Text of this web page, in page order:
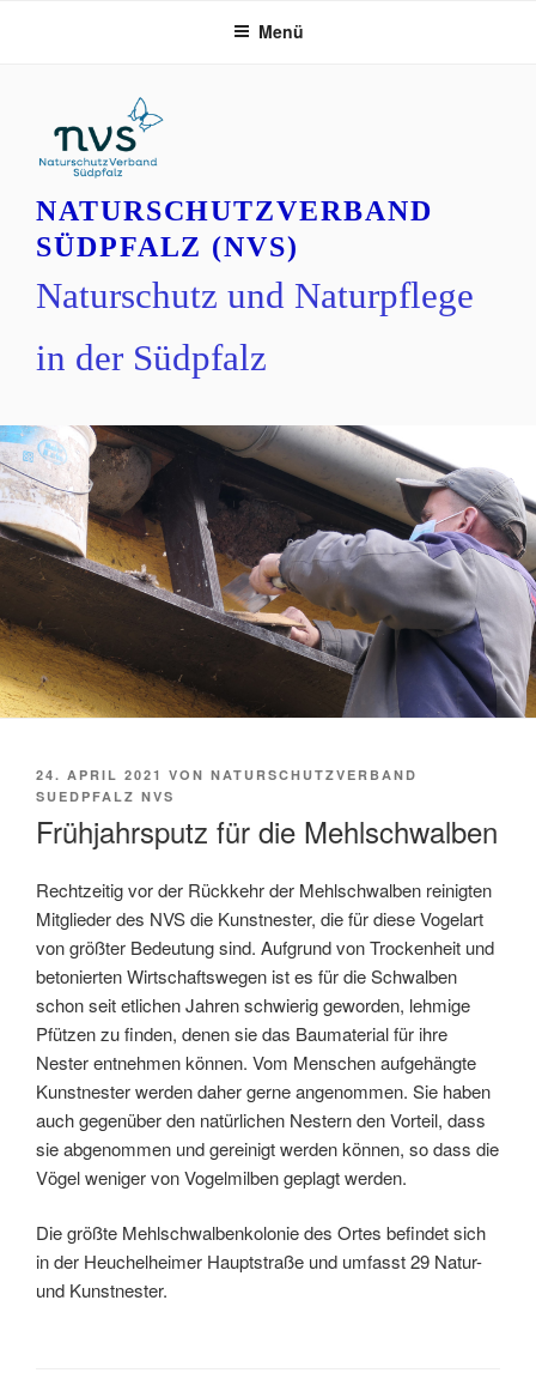
NATURSCHUTZVERBAND
SÜDPFALZ (NVS)
Naturschutz und Naturpflege
in der Südpfalz
Menü
VERÖFFENTLICHT
AM
24. APRIL 2021 VON NATURSCHUTZVERBAND
SUEDPFALZ NVS
Frühjahrsputz für die Mehlschwalben
Rechtzeitig vor der Rückkehr der Mehlschwalben reinigten
Mitglieder des NVS die Kunstnester, die für diese Vogelart
von größter Bedeutung sind. Aufgrund von Trockenheit und
betonierten Wirtschaftswegen ist es für die Schwalben
schon seit etlichen Jahren schwierig geworden, lehmige
Pfützen zu finden, denen sie das Baumaterial für ihre
Nester entnehmen können. Vom Menschen aufgehängte
Kunstnester werden daher gerne angenommen. Sie haben
auch gegenüber den natürlichen Nestern den Vorteil, dass
sie abgenommen und gereinigt werden können, so dass die
Vögel weniger von Vogelmilben geplagt werden.
Die größte Mehlschwalbenkolonie des Ortes befindet sich
in der Heuchelheimer Hauptstraße und umfasst 29 Natur-
und Kunstnester.